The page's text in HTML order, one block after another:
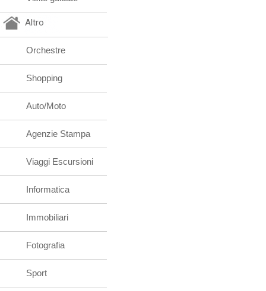
Altro
Orchestre
Shopping
Auto/Moto
Agenzie Stampa
Viaggi Escursioni
Informatica
Immobiliari
Fotografia
Sport